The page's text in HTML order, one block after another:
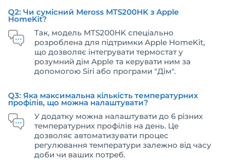
Q2: Чи сумісний Meross MTS200HK з Apple
HomeKit?
Так, модель MTS200HK спеціально
розроблена для підтримки Apple HomeKit,
що дозволяє інтегрувати термостат у
розумний дім Apple та керувати ним за
допомогою Siri або програми "Дім".
Q3: Яка максимальна кількість температурних
профілів, що можна налаштувати?
У додатку можна налаштувати до 6 різних
температурних профілів на день. Це
дозволяє автоматизувати процес
регулювання температури залежно від часу
доби чи ваших потреб.